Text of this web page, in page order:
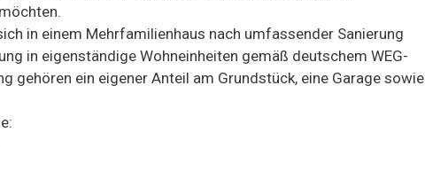
in einem Mehrfamilienhaus nach umfassender Sanierung
in eigenständige Wohneinheiten gemäß deutschem WEG-
gehören ein eigener Anteil am Grundstück, eine Garage sowie